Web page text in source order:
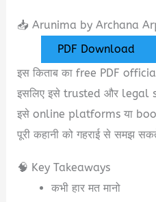
📥 Arunima by Archana
PDF Download
इस किताब का free PDF
इसलिए इसे trusted और legal
इसे online platforms या
पूरी कहानी को गहराई से समझ
🧠 Key Takeaways
कभी हार मत मानो